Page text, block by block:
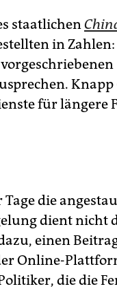
staatlichen
in
für längere
die
dient nicht
einen
Online-
die die